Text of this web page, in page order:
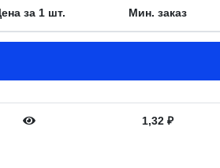
за 1 шт. Мин. заказ
1,32 ₽